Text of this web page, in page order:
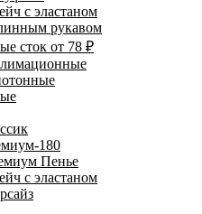
с эластаном
рукавом
сток от 78 ₽
180
Пенье
с эластаном